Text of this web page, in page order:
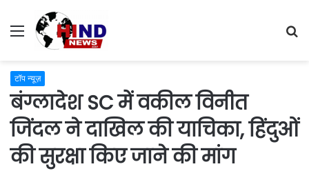
Menu
टॉप न्यूज़
बंग्लादेश SC में वकील विनीत
जिंदल ने दाखिल की याचिका, हिंदुओं
की सुरक्षा किए जाने की मांग